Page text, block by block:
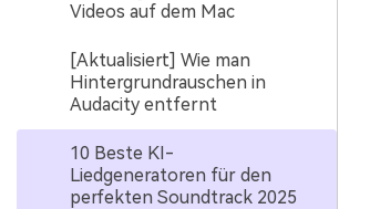
Videos auf dem Mac
[Aktualisiert] Wie man
Hintergrundrauschen in
Audacity entfernt
10 Beste KI-
Liedgeneratoren für den
perfekten Soundtrack 2025